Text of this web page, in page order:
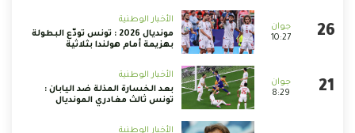
10:27
الأخبار الوطنية
مونديال 2026 : تونس تودّع البطولة
بهزيمة أمام هولندا بثلاثية
8:29
الأخبار الوطنية
بعد الخسارة المذلة ضد اليابان :
تونس ثالث مغادري المونديال
الأخبار الوطنية